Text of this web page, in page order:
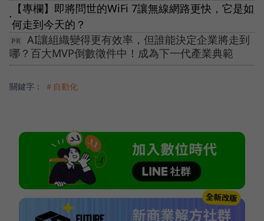
●
【專欄】即將問世的WiFi 7讓無線網路更快，它是如
何走到今天的？
AI讓組織變得更有效率，但誰能決定企業將走到
哪？百大MVP倒數徵件中！成為下一代產業典範
關鍵字： ＃自動化